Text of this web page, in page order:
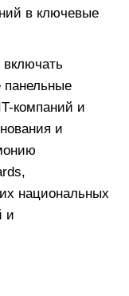
в ключевые
панельные
компаний и
и
национальных
и